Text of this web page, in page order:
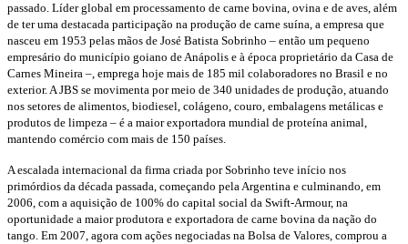
passado. Líder global em processamento de carne bovina, ovina e de aves, além
de ter uma destacada participação na produção de carne suína, a empresa que
nasceu em 1953 pelas mãos de José Batista Sobrinho – então um pequeno
empresário do município goiano de Anápolis e à época proprietário da Casa de
Carnes Mineira –, emprega hoje mais de 185 mil colaboradores no Brasil e no
exterior. A JBS se movimenta por meio de 340 unidades de produção, atuando
nos setores de alimentos, biodiesel, colágeno, couro, embalagens metálicas e
produtos de limpeza – é a maior exportadora mundial de proteína animal,
mantendo comércio com mais de 150 países.
A escalada internacional da firma criada por Sobrinho teve início nos
primórdios da década passada, começando pela Argentina e culminando, em
2006, com a aquisição de 100% do capital social da Swift-Armour, na
oportunidade a maior produtora e exportadora de carne bovina da nação do
tango. Em 2007, agora com ações negociadas na Bolsa de Valores, comprou a